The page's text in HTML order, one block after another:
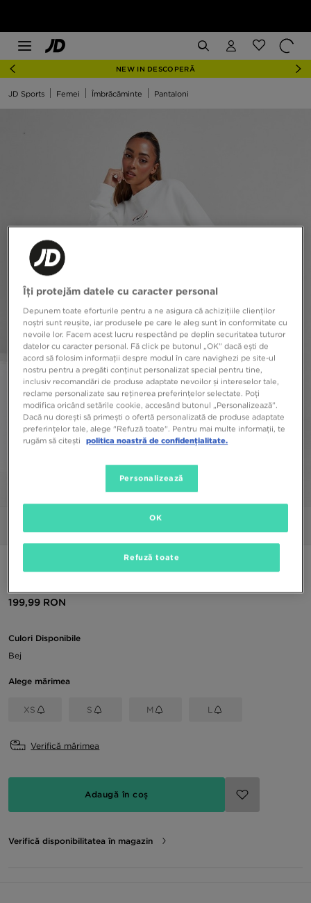
NEW IN DESCOPERĂ
JD Sports Femei Îmbrăcăminte Pantaloni
NIKE PANTALONI NSW PHNX FLC HR OS
199,99 RON
Culori Disponibile
Bej
Alege mărimea
XS S M L
Verifică mărimea
Adaugă în coș
Verifică disponibilitatea în magazin
Îți protejăm datele cu caracter personal
Depunem toate eforturile pentru a ne asigura că achizițiile clienților
noștri sunt reușite, iar produsele pe care le aleg sunt în conformitate cu
nevoile lor. Facem acest lucru respectând pe deplin securitatea tuturor
datelor cu caracter personal. Fă click pe butonul „OK” dacă ești de
acord să folosim informații despre modul în care navighezi pe site-ul
nostru pentru a pregăti conținut personalizat special pentru tine,
inclusiv recomandări de produse adaptate nevoilor și intereselor tale,
reclame personalizate sau reținerea preferințelor selectate. Poți
modifica oricând setările cookie, accesând butonul „Personalizează”.
Dacă nu dorești să primești o ofertă personalizată de produse adaptate
preferințelor tale, alege "Refuză toate". Pentru mai multe informații, te
rugăm să citești
politica noastră de confidențialitate.
Personalizează
Refuză toate
OK